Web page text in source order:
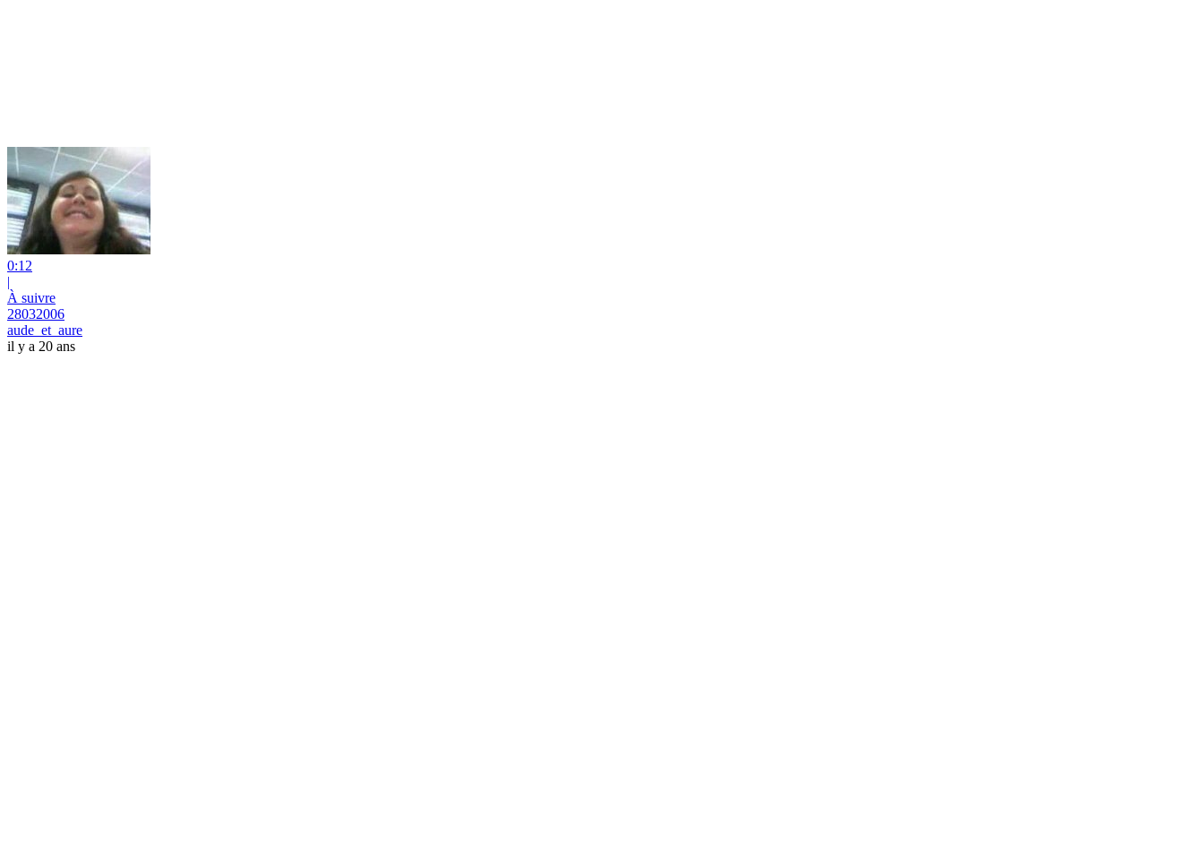
0:12
|
À suivre
28032006
aude_et_aure
il y a 20 ans